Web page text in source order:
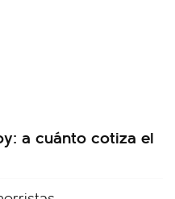
a cuánto cotiza el